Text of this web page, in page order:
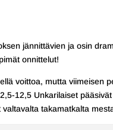
jännittävien ja osin
onnittelut!
voittoa, mutta viimeisen
12,5 Unkarilaiset
takamatkalta